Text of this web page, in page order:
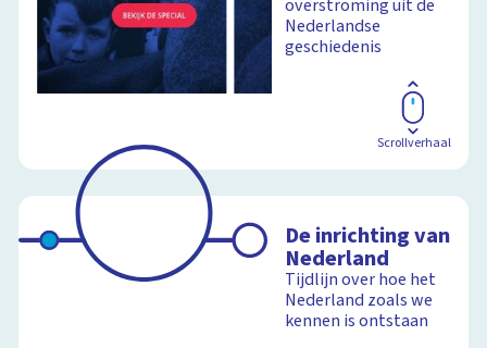
overstroming uit de
Nederlandse
geschiedenis
Scrollverhaal
De inrichting van
Nederland
Tijdlijn over hoe het
Nederland zoals we
kennen is ontstaan